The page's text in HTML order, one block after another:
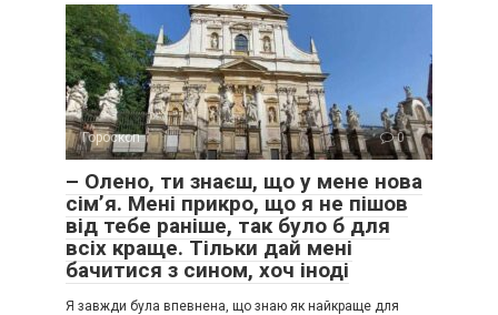
Гороскоп 0
– Олено, ти знаєш, що у мене нова
сім’я. Мені прикро, що я не пішов
від тебе раніше, так було б для
всіх краще. Тільки дай мені
бачитися з сином, хоч іноді
Я завжди була впевнена, що знаю як найкраще для